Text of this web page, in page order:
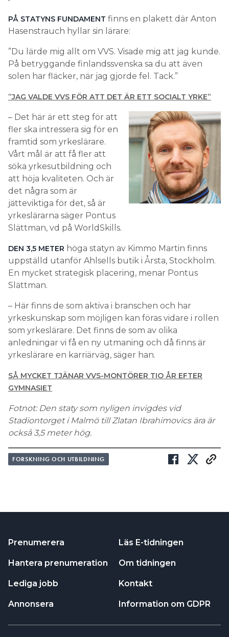
PÅ STATYNS FUNDAMENT finns en plakett där Anton
Hasenstrauch hyllar sin lärare:
”Du lärde mig allt om VVS. Visade mig att jag kunde.
På betryggande finlandssvenska sa du att även
solen har fläcker, när jag gjorde fel. Tack.”
”JAG VALDE VVS FÖR ATT DET ÄR ETT SOCIALT YRKE”
– Det här är ett steg för att
fler ska intressera sig för en
framtid som yrkeslärare.
Vårt mål är att få fler att
söka yrkesutbildning och
att höja kvaliteten. Och är
det några som är
jätteviktiga för det, så är
yrkeslärarna säger Pontus
Slättman, vd på WorldSkills.
DEN 3,5 METER höga statyn av Kimmo Martin finns
uppställd utanför Ahlsells butik i Årsta, Stockholm.
En mycket strategisk placering, menar Pontus
Slättman.
– Här finns de som aktiva i branschen och har
yrkeskunskap som möjligen kan föras vidare i rollen
som yrkeslärare. Det finns de som av olika
anledningar vi få en ny utmaning och då finns är
yrkeslärare en karriärväg, säger han.
SÅ MYCKET TJÄNAR VVS-MONTÖRER TIO ÅR EFTER
GYMNASIET
Fotnot: Den staty som nyligen invigdes vid
Stadiontorget i Malmö till Zlatan Ibrahimovics ära är
också 3,5 meter hög.
FORSKNING OCH UTBILDNING
Prenumerera
Hantera prenumeration
Lediga jobb
Annonsera
Läs E-tidningen
Om tidningen
Kontakt
Information om GDPR